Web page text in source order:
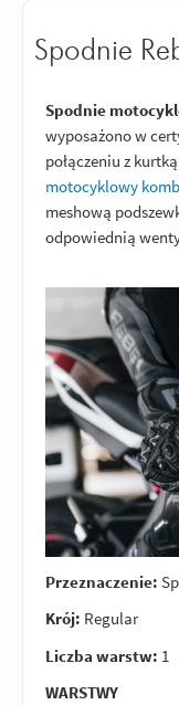
Spodnie
Spodnie
wyposażono w
połączeniu z
motocyklowy
meshową
odpowiednią
Przeznaczenie:
Krój: Regular
Liczba warstw: 1
WARSTWY